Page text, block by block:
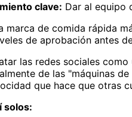
clave: Dar al equipo
marca de comida rápida
de aprobación antes
las redes sociales
de las "máquinas
que hace que otras
solos: